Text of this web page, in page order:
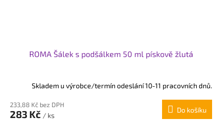
ROMA Šálek s podšálkem 50 ml pískově žlutá
Skladem u výrobce/termín odeslání 10-11 pracovních dnů.
233,88 Kč bez DPH
283 Kč / ks
Do košíku